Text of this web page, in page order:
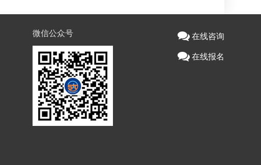
微信公众号 在线咨询
在线报名